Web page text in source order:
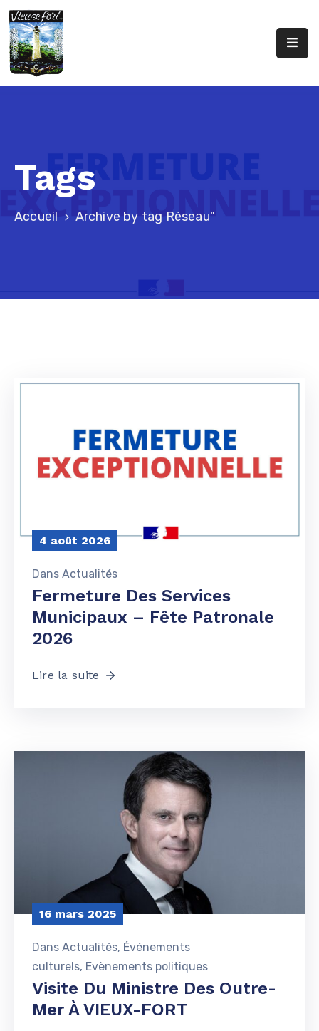
Accueil
Caisse
Des
Écoles
Tags
Accueil Archive by tag Réseau"
4 août 2026
Dans Actualités
Fermeture Des Services
Municipaux – Fête Patronale
2026
Lire la suite
16 mars 2025
Dans Actualités‚ Événements
culturels‚ Evènements politiques
Visite Du Ministre Des Outre-
Mer À VIEUX-FORT